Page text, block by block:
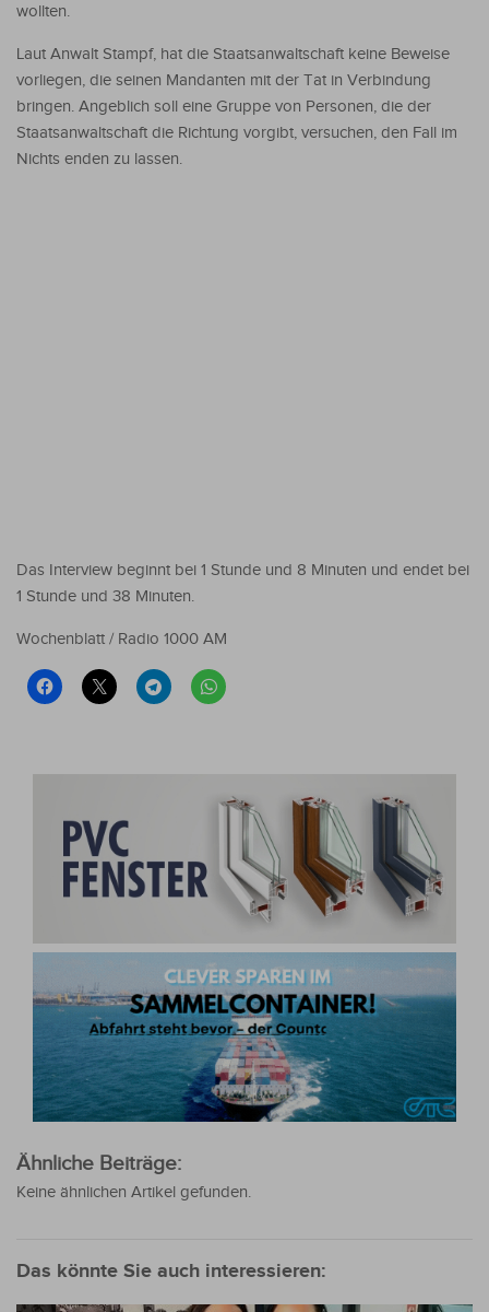
wollten.
Laut Anwalt Stampf, hat die Staatsanwaltschaft keine Beweise
vorliegen, die seinen Mandanten mit der Tat in Verbindung
bringen. Angeblich soll eine Gruppe von Personen, die der
Staatsanwaltschaft die Richtung vorgibt, versuchen, den Fall im
Nichts enden zu lassen.
Das Interview beginnt bei 1 Stunde und 8 Minuten und endet bei
1 Stunde und 38 Minuten.
Wochenblatt / Radio 1000 AM
Ähnliche Beiträge:
Keine ähnlichen Artikel gefunden.
Das könnte Sie auch interessieren: